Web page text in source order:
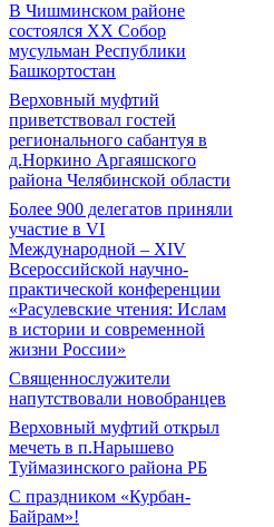
В Чишминском районе
состоялся XX Собор
мусульман Республики
Башкортостан
Верховный муфтий
приветствовал гостей
регионального сабантуя в
д.Норкино Аргаяшского
района Челябинской области
Более 900 делегатов приняли
участие в VI
Международной – ХIV
Всероссийской научно-
практической конференции
«Расулевские чтения: Ислам
в истории и современной
жизни России»
Священнослужители
напутствовали новобранцев
Верховный муфтий открыл
мечеть в п.Нарышево
Туймазинского района РБ
С праздником «Курбан-
Байрам»!